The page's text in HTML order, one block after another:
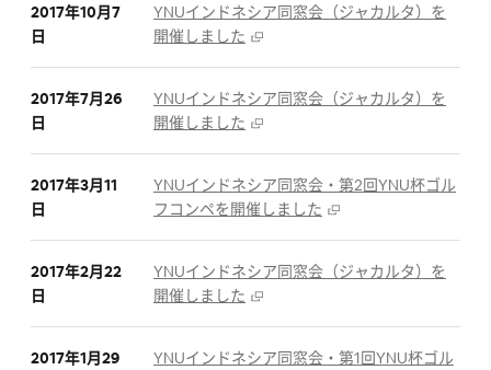
2017年10月7
日
YNUインドネシア同窓会（ジャカルタ）を
開催しました
2017年7月26
日
YNUインドネシア同窓会（ジャカルタ）を
開催しました
2017年3月11
日
YNUインドネシア同窓会・第2回YNU杯ゴル
フコンペを開催しました
2017年2月22
日
YNUインドネシア同窓会（ジャカルタ）を
開催しました
2017年1月29
YNUインドネシア同窓会・第1回YNU杯ゴル